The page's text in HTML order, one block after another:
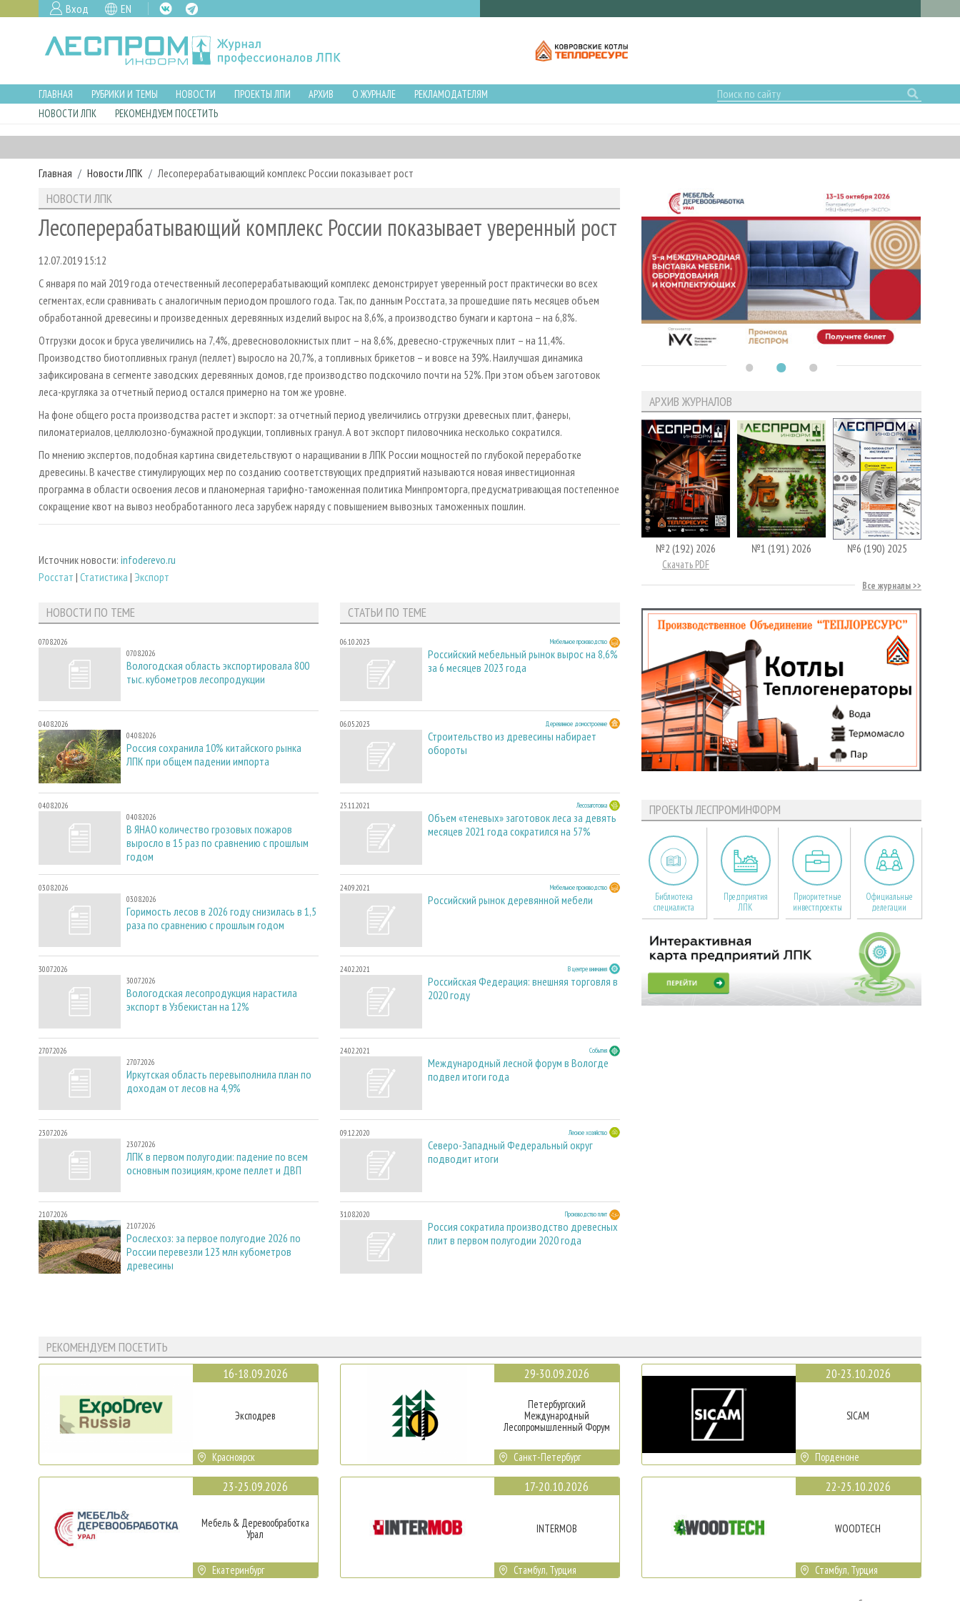
Вход EN
ГЛАВНАЯ РУБРИКИ И ТЕМЫ НОВОСТИ ПРОЕКТЫ ЛПИ АРХИВ О ЖУРНАЛЕ
РЕКЛАМОДАТЕЛЯМ
НОВОСТИ ЛПК
РЕКОМЕНДУЕМ ПОСЕТИТЬ
Главная Новости ЛПК Лесоперерабатывающий комплекс России показывает рост
НОВОСТИ ЛПК
Лесоперерабатывающий комплекс России показывает уверенный рост
12.07.2019 15:12
С января по май 2019 года отечественный лесоперерабатывающий комплекс демонстрирует уверенный рост практически во всех
сегментах, если сравнивать с аналогичным периодом прошлого года. Так, по данным Росстата, за прошедшие пять месяцев объем
обработанной древесины и произведенных деревянных изделий вырос на 8,6%, а производство бумаги и картона – на 6,8%.
Отгрузки досок и бруса увеличились на 7,4%, древесноволокнистых плит – на 8,6%, древесно-стружечных плит – на 11,4%.
Производство биотопливных гранул (пеллет) выросло на 20,7%, а топливных брикетов – и вовсе на 39%. Наилучшая динамика
зафиксирована в сегменте заводских деревянных домов, где производство подскочило почти на 52%. При этом объем заготовок
леса-кругляка за отчетный период остался примерно на том же уровне.
На фоне общего роста производства растет и экспорт: за отчетный период увеличились отгрузки древесных плит, фанеры,
пиломатериалов, целлюлозно-бумажной продукции, топливных гранул. А вот экспорт пиловочника несколько сократился.
По мнению экспертов, подобная картина свидетельствуют о наращивании в ЛПК России мощностей по глубокой переработке
древесины. В качестве стимулирующих мер по созданию соответствующих предприятий называются новая инвестиционная
программа в области освоения лесов и планомерная тарифно-таможенная политика Минпромторга, предусматривающая постепенное
сокращение квот на вывоз необработанного леса зарубеж наряду с повышением вывозных таможенных пошлин.
Источник новости: infoderevo.ru
Росстат | Статистика | Экспорт
НОВОСТИ ПО ТЕМЕ
07.08.2026
07.08.2026
Вологодская область экспортировала 800
тыс. кубометров лесопродукции
04.08.2026
04.08.2026
Россия сохранила 10% китайского рынка
ЛПК при общем падении импорта
04.08.2026
04.08.2026
В ЯНАО количество грозовых пожаров
выросло в 15 раз по сравнению с прошлым
годом
03.08.2026
03.08.2026
Горимость лесов в 2026 году снизилась в 1,5
раза по сравнению с прошлым годом
30.07.2026
30.07.2026
Вологодская лесопродукция нарастила
экспорт в Узбекистан на 12%
27.07.2026
27.07.2026
Иркутская область перевыполнила план по
доходам от лесов на 4,9%
23.07.2026
23.07.2026
ЛПК в первом полугодии: падение по всем
основным позициям, кроме пеллет и ДВП
21.07.2026
21.07.2026
Рослесхоз: за первое полугодие 2026 по
России перевезли 123 млн кубометров
древесины
СТАТЬИ ПО ТЕМЕ
06.10.2023 Мебельное производство
Российский мебельный рынок вырос на 8,6%
за 6 месяцев 2023 года
06.05.2023 Деревянное домостроение
Строительство из древесины набирает
обороты
25.11.2021 Лесозаготовка
Объем «теневых» заготовок леса за девять
месяцев 2021 года сократился на 57%
24.09.2021 Мебельное производство
Российский рынок деревянной мебели
24.02.2021 В центре внимания
Российская Федерация: внешняя торговля в
2020 году
24.02.2021 События
Международный лесной форум в Вологде
подвел итоги года
09.12.2020 Лесное хозяйство
Северо-Западный Федеральный округ
подводит итоги
31.08.2020 Производство плит
Россия сократила производство древесных
плит в первом полугодии 2020 года
АРХИВ ЖУРНАЛОВ
№2 (192) 2026
Скачать PDF
№1 (191) 2026 №6 (190) 2025
Все журналы
ПРОЕКТЫ ЛЕСПРОМИНФОРМ
Библиотека
специалиста
Предприятия
ЛПК
Приоритетные
инвестпроекты
Официальные
делегации
РЕКОМЕНДУЕМ ПОСЕТИТЬ
16-18.09.2026
Эксподрев
Красноярск
23-25.09.2026
Мебель & Деревообработка
Урал
Екатеринбург
29-30.09.2026
Петербургский
Международный
Лесопромышленный Форум
Санкт-Петербург
17-20.10.2026
INTERMOB
Стамбул, Турция
20-23.10.2026
SICAM
Порденоне
22-25.10.2026
WOODTECH
Стамбул, Турция